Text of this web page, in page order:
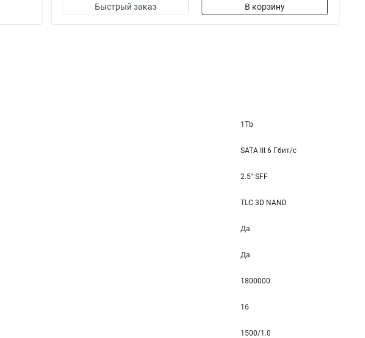
Быстрый заказ В корзину
1Tb
SATA III 6 Гбит/c
2.5" SFF
TLC 3D NAND
Да
Да
1800000
16
1500/1.0